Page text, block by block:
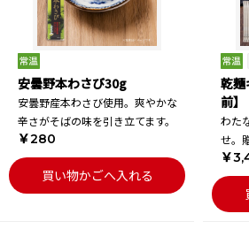
安曇野本わさび30g
安曇野産本わさび使用。爽やかな
辛さがそばの味を引き立てます。
￥280
買い物かごへ入れる
乾
前】
わた
せ。
￥